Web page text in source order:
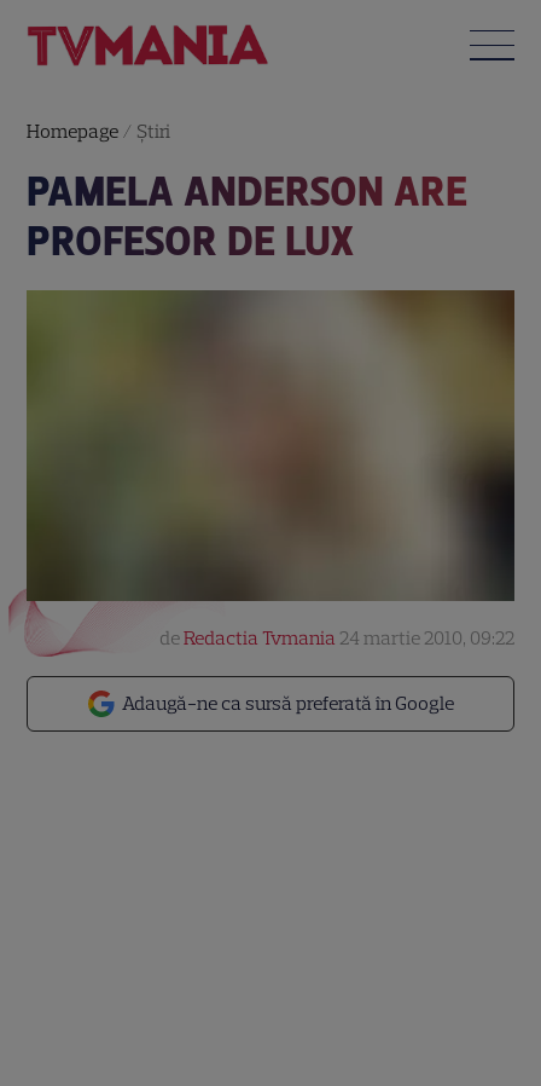
Homepage / Știri
PAMELA ANDERSON ARE
PROFESOR DE LUX
Adaugă-ne ca sursă preferată în Google
deRedactia Tvmania 24 martie 2010, 09:22